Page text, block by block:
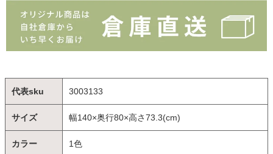
代表sku 3003133
サイズ 幅140×奥行80×高さ73.3(cm)
カラー 1色